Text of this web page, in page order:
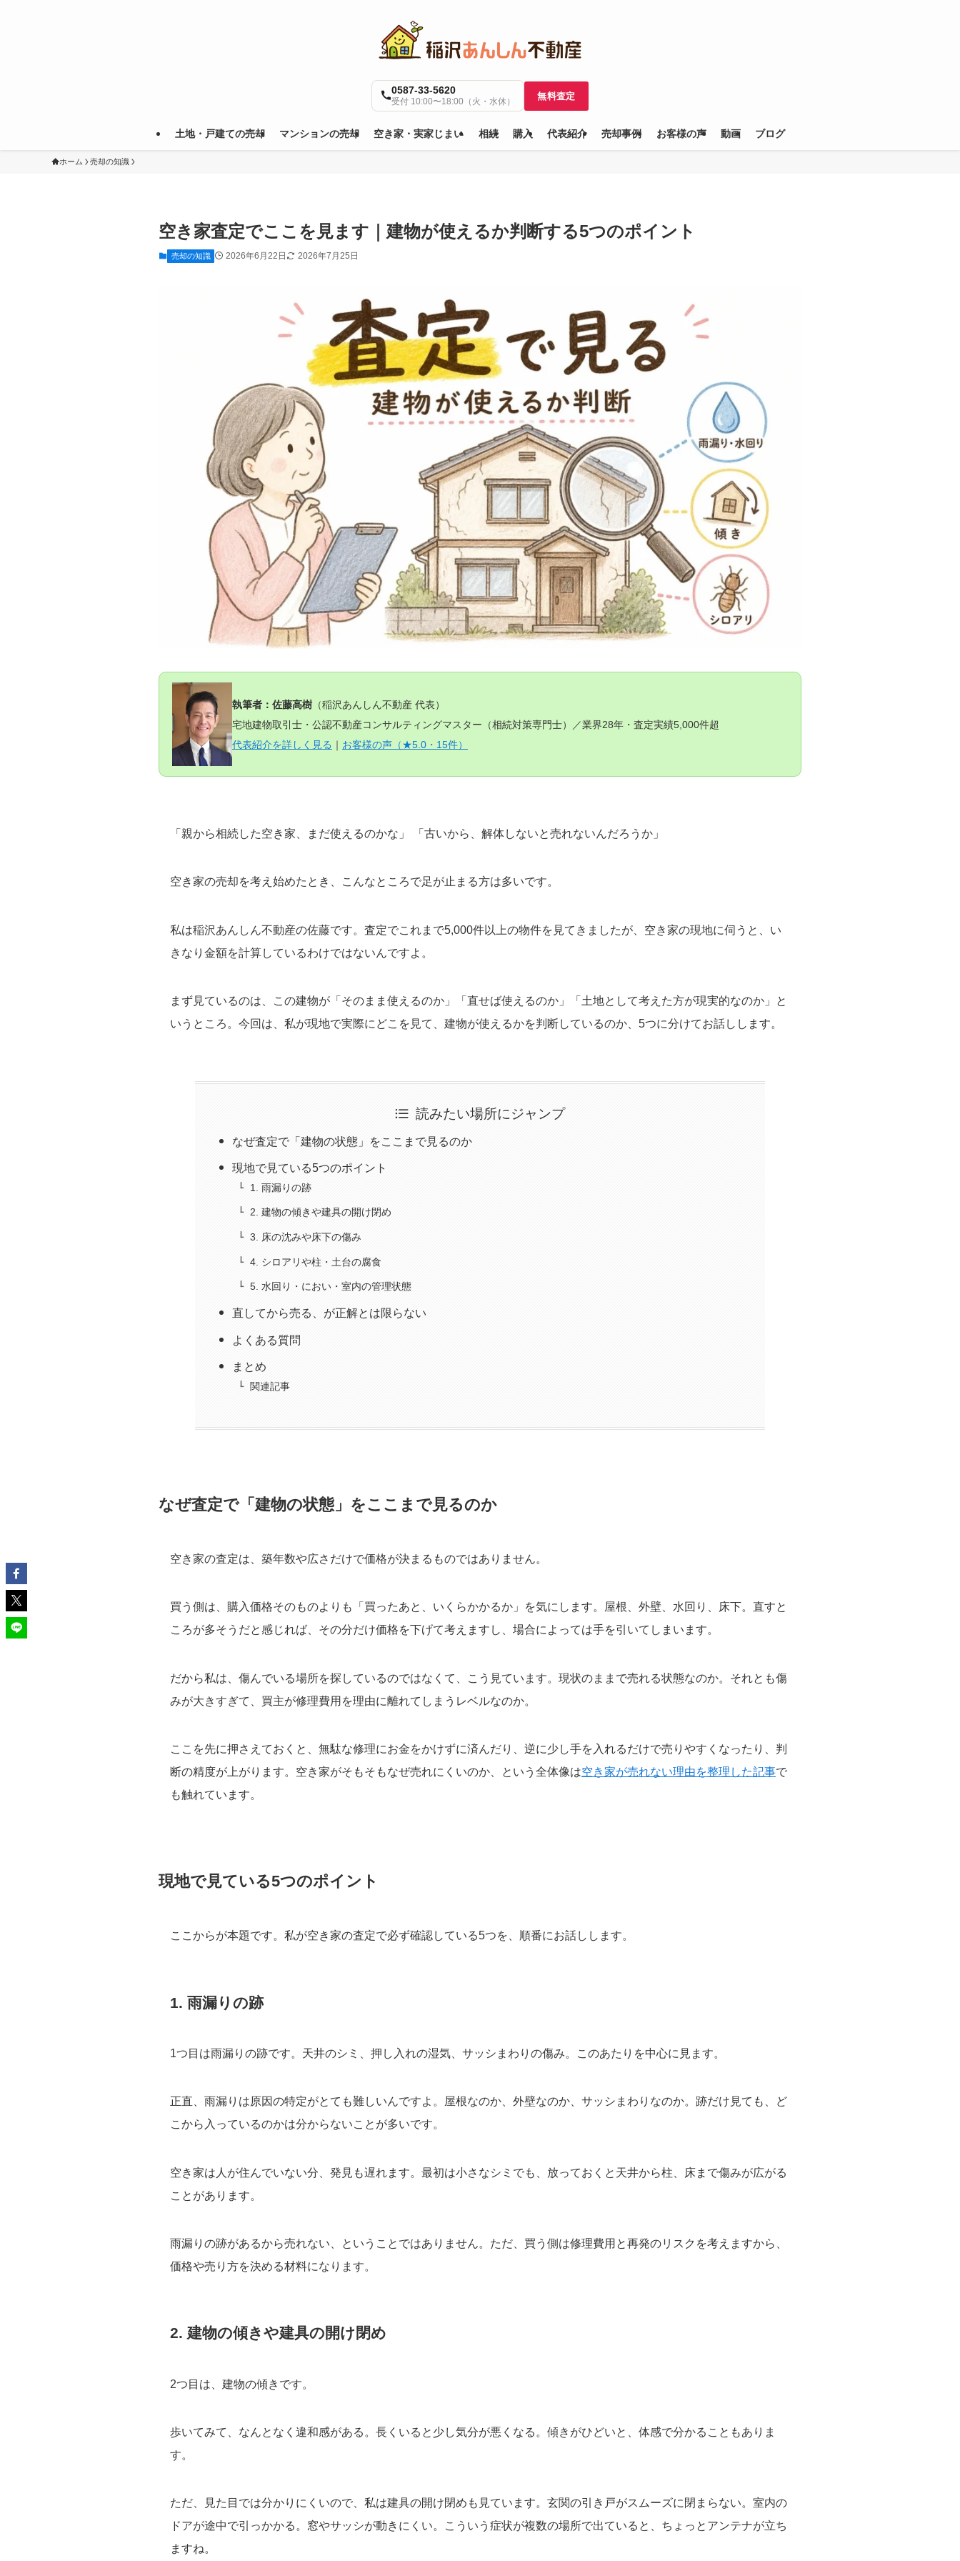
土地・戸建ての売却 マンションの売却 空き家・実家じまい 相続 購入 代表紹介 売却事例 お客様の声 動画 ブログ
0587-33-5620
受付 10:00〜18:00（火・水休）
無料査定
ホーム 売却の知識
空き家査定でここを見ます｜建物が使えるか判断する5つのポイント
売却の知識 2026年6月22日 2026年7月25日
執筆者：佐藤高樹 （稲沢あんしん不動産 代表）
宅地建物取引士・公認不動産コンサルティングマスター（相続対策専門士）／業界28年・査定実績5,000件超
代表紹介を詳しく見る ｜ お客様の声（★5.0・15件）
「親から相続した空き家、まだ使えるのかな」 「古いから、解体しないと売れないんだろうか」
空き家の売却を考え始めたとき、こんなところで足が止まる方は多いです。
私は稲沢あんしん不動産の佐藤です。査定でこれまで5,000件以上の物件を見てきましたが、空き家の現地に伺うと、い
きなり金額を計算しているわけではないんですよ。
まず見ているのは、この建物が「そのまま使えるのか」「直せば使えるのか」「土地として考えた方が現実的なのか」と
いうところ。今回は、私が現地で実際にどこを見て、建物が使えるかを判断しているのか、5つに分けてお話しします。
読みたい場所にジャンプ
なぜ査定で「建物の状態」をここまで見るのか
現地で見ている5つのポイント
1. 雨漏りの跡
2. 建物の傾きや建具の開け閉め
3. 床の沈みや床下の傷み
4. シロアリや柱・土台の腐食
5. 水回り・におい・室内の管理状態
直してから売る、が正解とは限らない
よくある質問
まとめ
関連記事
なぜ査定で「建物の状態」をここまで見るのか
空き家の査定は、築年数や広さだけで価格が決まるものではありません。
買う側は、購入価格そのものよりも「買ったあと、いくらかかるか」を気にします。屋根、外壁、水回り、床下。直すと
ころが多そうだと感じれば、その分だけ価格を下げて考えますし、場合によっては手を引いてしまいます。
だから私は、傷んでいる場所を探しているのではなくて、こう見ています。現状のままで売れる状態なのか。それとも傷
みが大きすぎて、買主が修理費用を理由に離れてしまうレベルなのか。
ここを先に押さえておくと、無駄な修理にお金をかけずに済んだり、逆に少し手を入れるだけで売りやすくなったり、判
断の精度が上がります。空き家がそもそもなぜ売れにくいのか、という全体像は空き家が売れない理由を整理した記事で
も触れています。
現地で見ている5つのポイント
ここからが本題です。私が空き家の査定で必ず確認している5つを、順番にお話しします。
1. 雨漏りの跡
1つ目は雨漏りの跡です。天井のシミ、押し入れの湿気、サッシまわりの傷み。このあたりを中心に見ます。
正直、雨漏りは原因の特定がとても難しいんですよ。屋根なのか、外壁なのか、サッシまわりなのか。跡だけ見ても、ど
こから入っているのかは分からないことが多いです。
空き家は人が住んでいない分、発見も遅れます。最初は小さなシミでも、放っておくと天井から柱、床まで傷みが広がる
ことがあります。
雨漏りの跡があるから売れない、ということではありません。ただ、買う側は修理費用と再発のリスクを考えますから、
価格や売り方を決める材料になります。
2. 建物の傾きや建具の開け閉め
2つ目は、建物の傾きです。
歩いてみて、なんとなく違和感がある。長くいると少し気分が悪くなる。傾きがひどいと、体感で分かることもありま
す。
ただ、見た目では分かりにくいので、私は建具の開け閉めも見ています。玄関の引き戸がスムーズに閉まらない。室内の
ドアが途中で引っかかる。窓やサッシが動きにくい。こういう症状が複数の場所で出ていると、ちょっとアンテナが立ち
ますね。